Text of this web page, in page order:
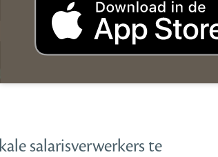
handwerk naar
salarisverwerkers te